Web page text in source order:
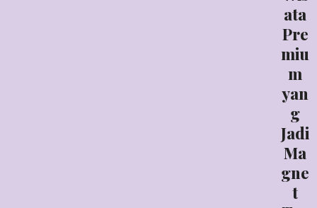
ata
Pre
miu
m
yan
g
Jadi
Ma
gne
t